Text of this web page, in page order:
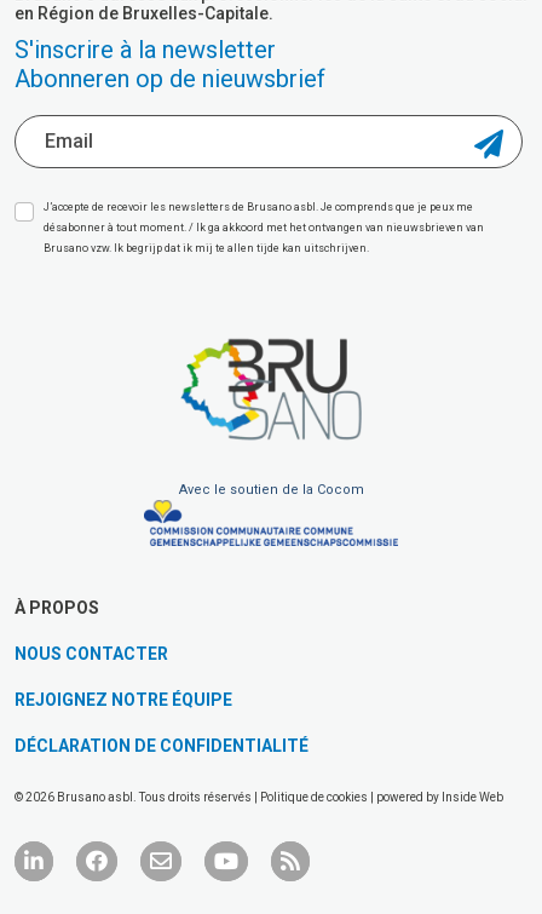
en Région de Bruxelles-Capitale.
S'inscrire à la newsletter
Abonneren op de nieuwsbrief
J’accepte de recevoir les newsletters de Brusano asbl. Je comprends que je peux me
désabonner à tout moment. / Ik ga akkoord met het ontvangen van nieuwsbrieven van
Brusano vzw. Ik begrijp dat ik mij te allen tijde kan uitschrijven.
Avec le soutien de la Cocom
À PROPOS
NOUS CONTACTER
REJOIGNEZ NOTRE ÉQUIPE
DÉCLARATION DE CONFIDENTIALITÉ
© 2026 Brusano asbl. Tous droits réservés | Politique de cookies | powered by Inside Web